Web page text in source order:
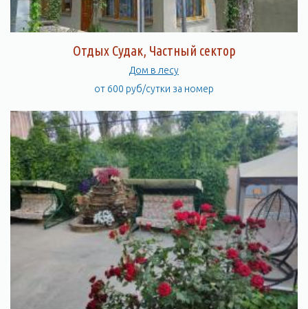
Отдых Судак, Частный сектор
Дом в лесу
от 600 руб/сутки за номер